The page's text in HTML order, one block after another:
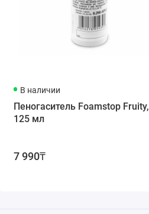
В наличии
Пеногаситель Foamstop Fruity,
125 мл
7 990₸